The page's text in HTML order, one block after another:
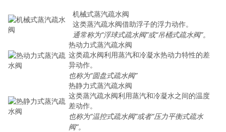
机械式蒸汽疏水阀
这类蒸汽疏水阀借助浮子的浮力动作。
通常称为“浮球式疏水阀”或“吊桶式疏水阀”。
热动力式蒸汽疏水阀
这类疏水阀利用蒸汽和冷凝水热动力特性的差
异动作。
也称为“圆盘式疏水阀”
热静力式蒸汽疏水阀
这类蒸汽疏水阀利用蒸汽和冷凝水之间的温度
差动作。
也称为“温控式疏水阀”或者“压力平衡式疏水
阀”。